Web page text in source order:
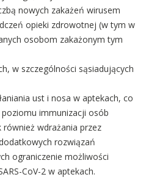
nowych zakażeń wirusem
opieki zdrowotnej (w tym w
osobom zakażonym tym
w szczególności sąsiadujących
ust i nosa w aptekach, co
immunizacji osób
wdrażania przez
rozwiązań
ograniczenie możliwości
CoV-2 w aptekach.